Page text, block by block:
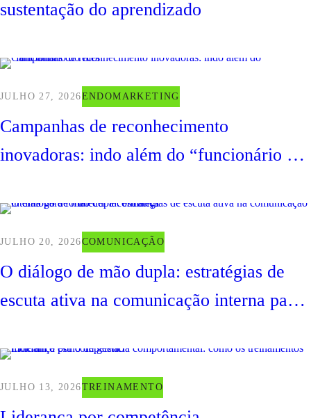
sustentação do aprendizado
JULHO 27, 2026ENDOMARKETING
Campanhas de reconhecimento
inovadoras: indo além do “funcionário do
JULHO 20, 2026COMUNICAÇÃO
O diálogo de mão dupla: estratégias de
escuta ativa na comunicação interna para
JULHO 13, 2026TREINAMENTO